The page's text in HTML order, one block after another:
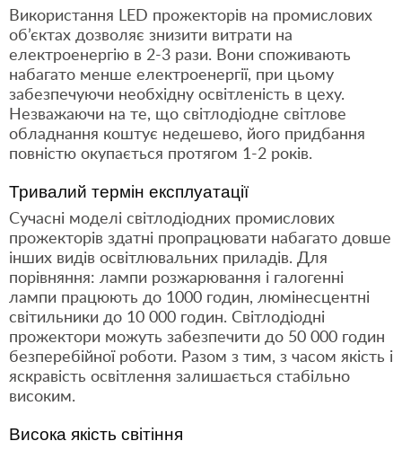
Використання LED прожекторів на промислових
об’єктах дозволяє знизити витрати на
електроенергію в 2-3 рази. Вони споживають
набагато менше електроенергії, при цьому
забезпечуючи необхідну освітленість в цеху.
Незважаючи на те, що світлодіодне світлове
обладнання коштує недешево, його придбання
повністю окупається протягом 1-2 років.
Тривалий термін експлуатації
Сучасні моделі світлодіодних промислових
прожекторів здатні пропрацювати набагато довше
інших видів освітлювальних приладів. Для
порівняння: лампи розжарювання і галогенні
лампи працюють до 1000 годин, люмінесцентні
світильники до 10 000 годин. Світлодіодні
прожектори можуть забезпечити до 50 000 годин
безперебійної роботи. Разом з тим, з часом якість і
яскравість освітлення залишається стабільно
високим.
Висока якість світіння